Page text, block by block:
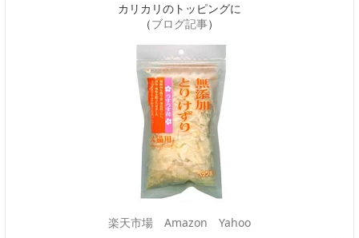
カリカリのトッピングに
（ブログ記事）
楽天市場 Amazon
Yahoo